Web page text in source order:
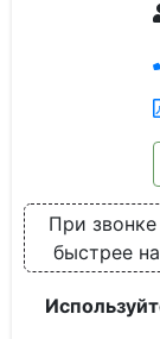
При
быстрее